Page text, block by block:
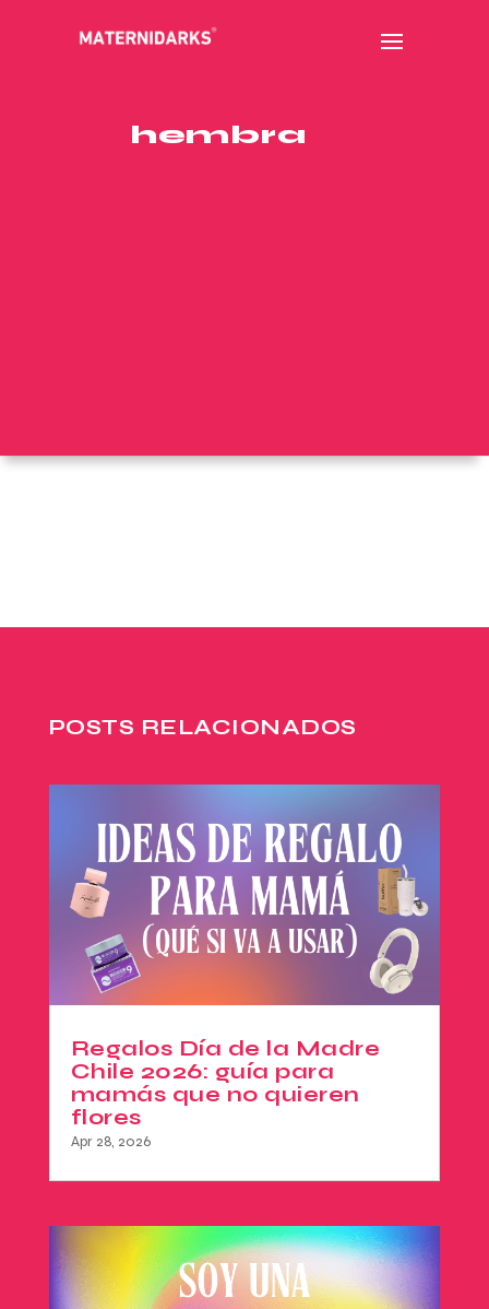
hembra
POSTS RELACIONADOS
Regalos Día de la Madre
Chile 2026: guía para
mamás que no quieren
flores
Apr 28, 2026